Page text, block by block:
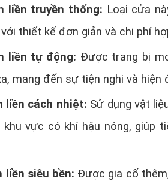
liền truyền thống: Loại cửa
thiết kế đơn giản và chi phí
liền tự động: Được trang bị
mang đến sự tiện nghi và hiện
liền cách nhiệt: Sử dụng vật
khu vực có khí hậu nóng, giúp
liền siêu bền: Được gia cố